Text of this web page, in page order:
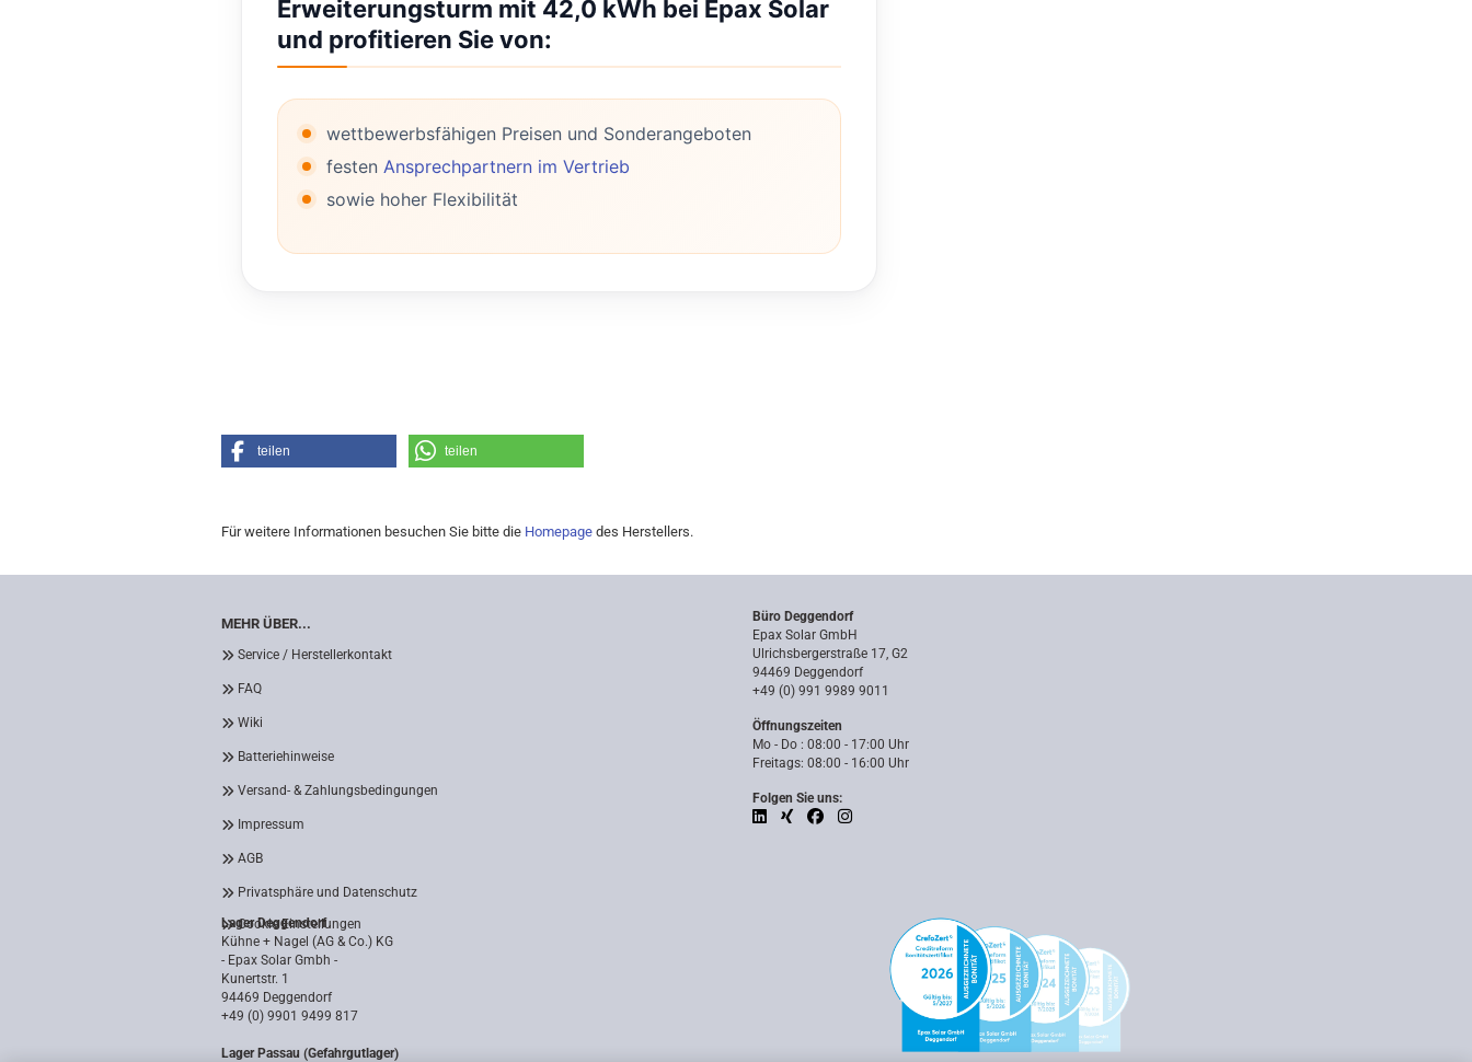
Erweiterungsturm mit 42,0 kWh bei Epax Solar
und profitieren Sie von:
wettbewerbsfähigen Preisen und Sonderangeboten
festen Ansprechpartnern im Vertrieb
sowie hoher Flexibilität
teilen teilen
Für weitere Informationen besuchen Sie bitte die Homepage des Herstellers.
MEHR ÜBER...
Service / Herstellerkontakt
FAQ
Wiki
Batteriehinweise
Versand- & Zahlungsbedingungen
Impressum
AGB
Privatsphäre und Datenschutz
Cookie Einstellungen
Büro Deggendorf
Epax Solar GmbH
Ulrichsbergerstraße 17, G2
94469 Deggendorf
+49 (0) 991 9989 9011
Öffnungszeiten
Mo - Do : 08:00 - 17:00 Uhr
Freitags: 08:00 - 16:00 Uhr
Folgen Sie uns:
Lager Deggendorf
Kühne + Nagel (AG & Co.) KG
- Epax Solar Gmbh -
Kunertstr. 1
94469 Deggendorf
+49 (0) 9901 9499 817
Lager Passau (Gefahrgutlager)